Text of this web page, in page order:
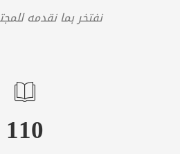
نفتخر بما نقدمه
110